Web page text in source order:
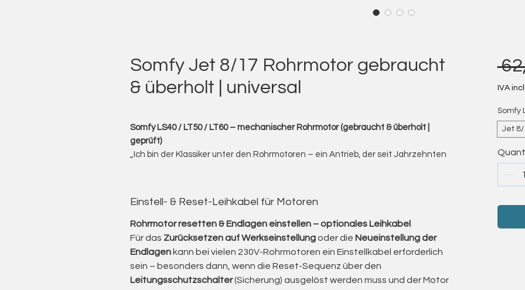
Somfy Jet 8/17 Rohrmotor gebraucht
& überholt | universal
Somfy LS40 / LT50 / LT60 – mechanischer Rohrmotor (gebraucht & überholt |
geprüft)
„Ich bin der Klassiker unter den Rohrmotoren – ein Antrieb, der seit Jahrzehnten
Diese Motoren zeichnen sich durch ihre außergewöhnliche Langlebigkeit,
Robustheit und Wartungsfreundlichkeit aus.
Die älteren LS-Modelle (LS 50 / LS 60) sind bis heute in unzähligen Anlagen im
Einsatz – ein Zeichen für ihre technische Qualität.
Nach einer sorgfältigen Überholung in meinem eingetragenen
Handwerksbetrieb leisten sie weiterhin zuverlässige Arbeit, ohne dass hohe
Einstell- & Reset-Leihkabel für Motoren
Rohrmotor resetten & Endlagen einstellen – optionales Leihkabel
Für das Zurücksetzen auf Werkseinstellungoder die Neueinstellung der
Endlagenkann bei vielen 230V-Rohrmotoren ein Einstellkabel erforderlich
sein – besonders dann, wenn die Reset-Sequenz über den
Leitungsschutzschalter(Sicherung) ausgelöst werden muss und der Motor
IVA
Somfy
Jet 8/